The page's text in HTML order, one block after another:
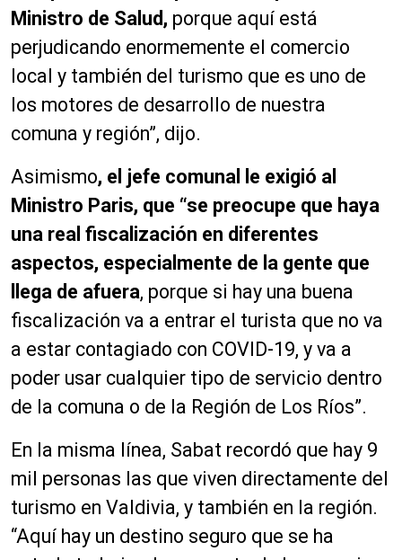
Ministro de Salud, porque aquí está
perjudicando enormemente el comercio
local y también del turismo que es uno de
los motores de desarrollo de nuestra
comuna y región”, dijo.
Asimismo, el jefe comunal le exigió al
Ministro Paris, que “se preocupe que haya
una real fiscalización en diferentes
aspectos, especialmente de la gente que
llega de afuera, porque si hay una buena
fiscalización va a entrar el turista que no va
a estar contagiado con COVID-19, y va a
poder usar cualquier tipo de servicio dentro
de la comuna o de la Región de Los Ríos”.
En la misma línea, Sabat recordó que hay 9
mil personas las que viven directamente del
turismo en Valdivia, y también en la región.
“Aquí hay un destino seguro que se ha